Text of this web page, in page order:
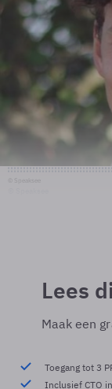
Lees
Maak een
Toegang tot 3
Inclusief CTO